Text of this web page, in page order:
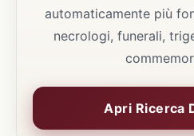
automaticamente più
necrologi, funerali,
Apri Ricerca